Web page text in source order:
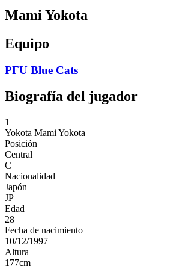
Mami Yokota
Equipo
PFU Blue Cats
Biografía del jugador
1
Yokota Mami Yokota
Posición
Central
C
Nacionalidad
Japón
JP
Edad
28
Fecha de nacimiento
10/12/1997
Altura
177cm